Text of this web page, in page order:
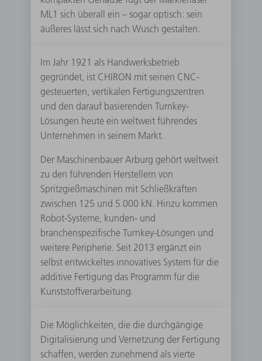
ML1 sich überall ein – sogar optisch: sein
äußeres lässt sich nach Wusch gestalten.
Im Jahr 1921 als Handwerksbetrieb
gegründet, ist CHIRON mit seinen CNC-
gesteuerten, vertikalen Fertigungszentren
und den darauf basierenden Turnkey-
Lösungen heute ein weltweit führendes
Unternehmen in seinem Markt.
Der Maschinenbauer Arburg gehört weltweit
zu den führenden Herstellern von
Spritzgießmaschinen mit Schließkräften
zwischen 125 und 5.000 kN. Hinzu kommen
Robot-Systeme, kunden- und
branchenspezifische Turnkey-Lösungen und
weitere Peripherie. Seit 2013 ergänzt ein
selbst entwickeltes innovatives System für die
additive Fertigung das Programm für die
Kunststoffverarbeitung.
Die Möglichkeiten, die die durchgängige
Digitalisierung und Vernetzung der Fertigung
schaffen, werden zunehmend als vierte